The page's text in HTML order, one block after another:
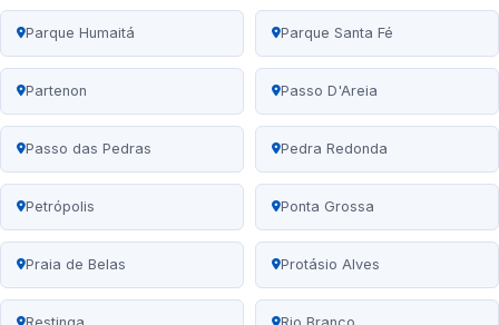
Parque Humaitá Parque Santa Fé
Partenon Passo D'Areia
Passo das Pedras Pedra Redonda
Petrópolis Ponta Grossa
Praia de Belas Protásio Alves